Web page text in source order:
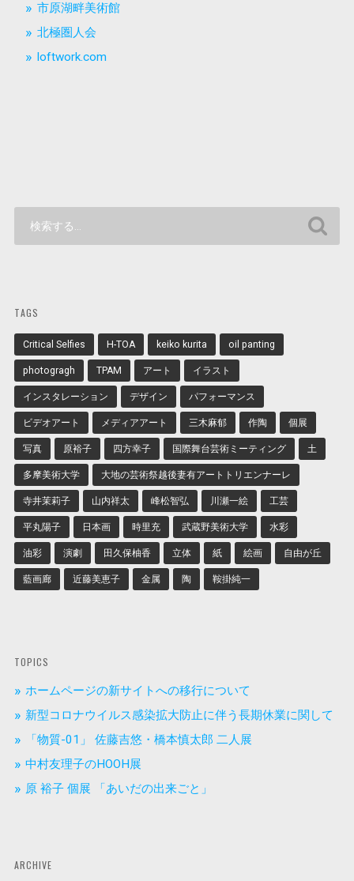
市原湖畔美術館
北極圏人会
loftwork.com
TAGS
Critical Selfies H-TOA keiko kurita oil panting
photogragh TPAM アート イラスト
インスタレーション デザイン パフォーマンス
ビデオアート メディアアート 三木麻郁 作陶 個展
写真 原裕子 四方幸子 国際舞台芸術ミーティング 土
多摩美術大学 大地の芸術祭越後妻有アートトリエンナーレ
寺井茉莉子 山内祥太 峰松智弘 川瀬一絵 工芸
平丸陽子 日本画 時里充 武蔵野美術大学 水彩
油彩 演劇 田久保柚香 立体 紙 絵画 自由が丘
藍画廊 近藤美恵子 金属 陶 鞍掛純一
TOPICS
ホームページの新サイトへの移行について
新型コロナウイルス感染拡大防止に伴う長期休業に関して
「物質-01」 佐藤吉悠・橋本慎太郎 二人展
中村友理子のHOOH展
原 裕子 個展 「あいだの出来ごと」
ARCHIVE